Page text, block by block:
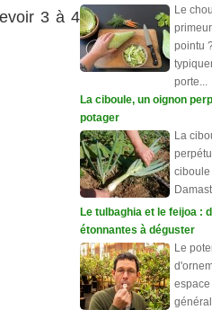
3 à 4
Le
pointu
porte...
La ciboule, un oignon
potager
La
Le tulbaghia et le feijoa :
étonnantes à déguster
Le